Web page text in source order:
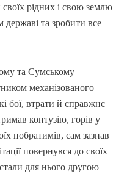
рідних і свою землю
державі та зробити все
та Сумському
механізованого
бої, втрати й справжнє
контузію, горів у
побратимів, сам зазнав
повернувся до своїх
для нього другою